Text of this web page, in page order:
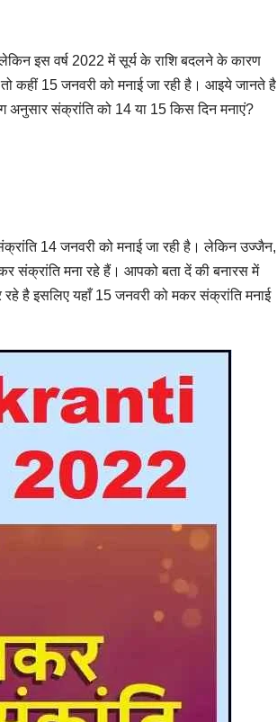
इस वर्ष 2022 में सूर्य के राशि बदलने के कारण
कहीं 15 जनवरी को मनाई जा रही है। आइये जानते है
संक्रांति को 14 या 15 किस दिन मनाएं?
14 जनवरी को मनाई जा रही है। लेकिन उज्जैन,
संक्रांति मना रहे हैं। आपको बता दें की बनारस में
है इसलिए यहाँ 15 जनवरी को मकर संक्रांति मनाई